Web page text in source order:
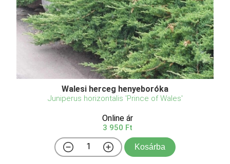
Walesi herceg henyeboróka
Juniperus horizontalis 'Prince of Wales'
Online ár
3 950 Ft
Kosárba